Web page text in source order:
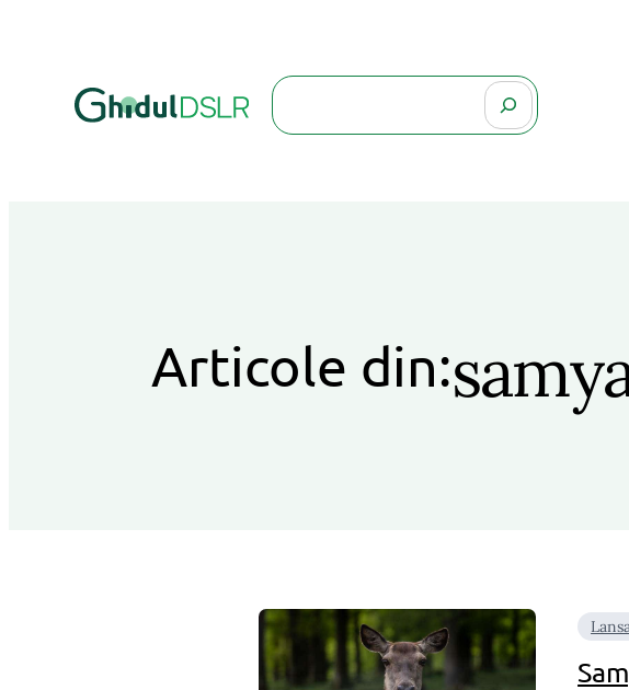
Search
Articole din: